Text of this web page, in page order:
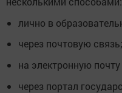
лично в
через почтовую связь;
на электронную
через портал